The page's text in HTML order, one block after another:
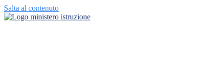
Salta al contenuto